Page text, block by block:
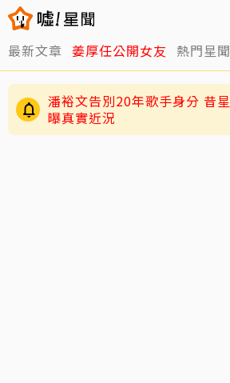
最新文章 姜厚任公開女友 熱門星聞
潘裕文告別20年歌手身分 昔星光幫周定緯1句話
曝真實近況